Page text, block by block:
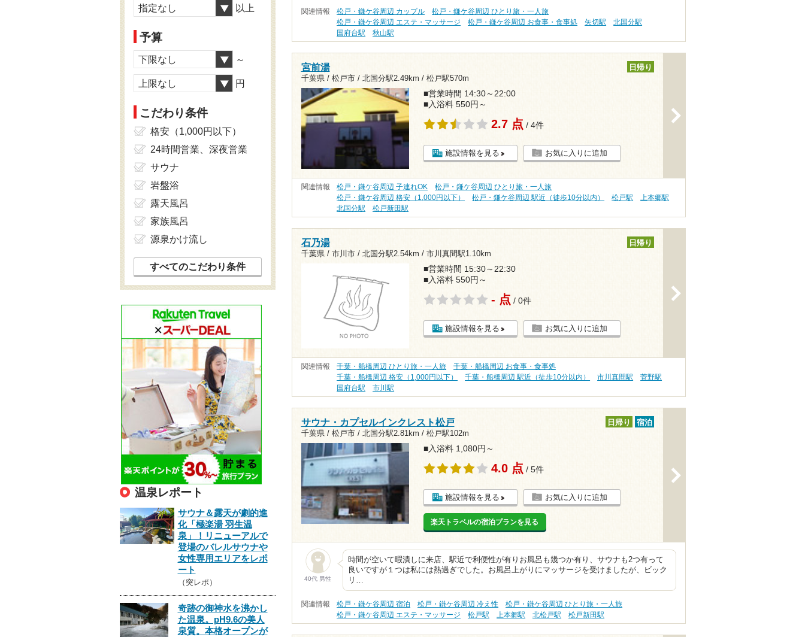
関連情報 松戸・鎌ケ谷周辺 カップル
松戸・鎌ケ谷周辺 ひとり旅・一人旅
松戸・鎌ケ谷周辺 エステ・マッサージ
松戸・鎌ケ谷周辺 お食事・食事処 矢切駅
北国分駅
国府台駅
秋山駅
宮前湯
千葉県 / 松戸市 / 北国分駅2.49km / 松戸駅570m
日帰り
■営業時間 14:30～22:00
■入浴料 550円～
2.7 点 / 4件
施設情報を見る お気に入りに追加
関連情報 松戸・鎌ケ谷周辺 子連れOK
松戸・鎌ケ谷周辺 ひとり旅・一人旅
松戸・鎌ケ谷周辺 格安（1,000円以下）
松戸・鎌ケ谷周辺 駅近（徒歩10分以内） 松戸駅
上本郷駅
北国分駅
松戸新田駅
石乃湯
千葉県 / 市川市 / 北国分駅2.54km / 市川真間駅1.10km
日帰り
■営業時間 15:30～22:30
■入浴料 550円～
- 点 / 0件
施設情報を見る お気に入りに追加
関連情報 千葉・船橋周辺 ひとり旅・一人旅
千葉・船橋周辺 お食事・食事処
千葉・船橋周辺 格安（1,000円以下）
千葉・船橋周辺 駅近（徒歩10分以内） 市川真間駅
菅野駅
国府台駅
市川駅
サウナ・カプセルインクレスト松戸
千葉県 / 松戸市 / 北国分駅2.81km / 松戸駅102m
日帰り 宿泊
■入浴料 1,080円～
4.0 点 / 5件
施設情報を見る お気に入りに追加
楽天トラベルの宿泊プランを見る
40代 男性
時間が空いて暇潰しに来店、駅近で利便性が有りお風呂も幾つか有り、サウナも2つ有って
良いですが１つは私には熱過ぎでした。お風呂上がりにマッサージを受けましたが、ビック
リ…
関連情報 松戸・鎌ケ谷周辺 宿泊 松戸・鎌ケ谷周辺 冷え性
松戸・鎌ケ谷周辺 ひとり旅・一人旅
松戸・鎌ケ谷周辺 エステ・マッサージ
松戸駅 上本郷駅 北松戸駅 松戸新田駅
指定なし 以上
予算
下限なし ～
上限なし 円
こだわり条件
格安（1,000円以下）
24時間営業、深夜営業
サウナ
岩盤浴
露天風呂
家族風呂
源泉かけ流し
すべてのこだわり条件
温泉レポート
サウナ＆露天が劇的進
化「極楽湯 羽生温
泉」！リニューアルで
登場のバレルサウナや
女性専用エリアをレポ
ート
（突レポ）
奇跡の御神水を沸かし
た温泉。pH9.6の美人
泉質。本格オープンが